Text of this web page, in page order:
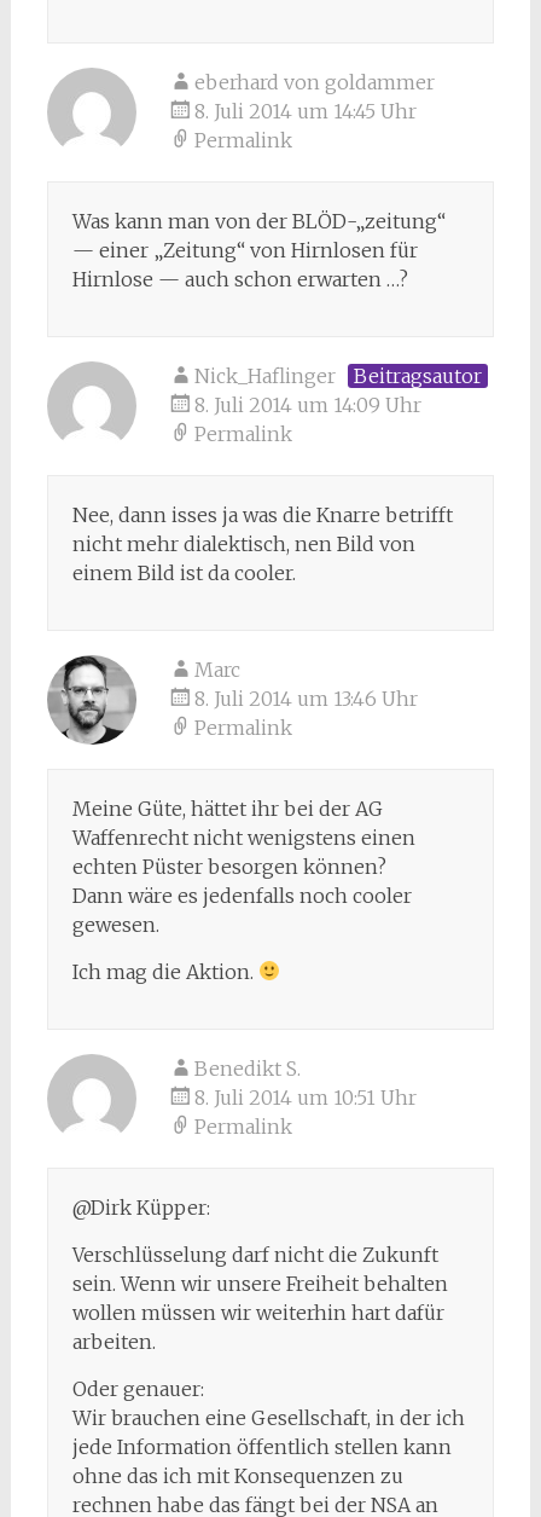
eberhard von goldammer
8. Juli 2014 um 14:45 Uhr
Permalink
Was kann man von der BLÖD-„zeitung“
— einer „Zeitung“ von Hirnlosen für
Hirnlose — auch schon erwarten …?
Nick_Haflinger
Beitragsautor
8. Juli 2014 um 14:09 Uhr
Permalink
Nee, dann isses ja was die Knarre betrifft
nicht mehr dialektisch, nen Bild von
einem Bild ist da cooler.
Marc
8. Juli 2014 um 13:46 Uhr
Permalink
Meine Güte, hättet ihr bei der AG
Waffenrecht nicht wenigstens einen
echten Püster besorgen können?
Dann wäre es jedenfalls noch cooler
gewesen.
Ich mag die Aktion.
Benedikt S.
8. Juli 2014 um 10:51 Uhr
Permalink
@Dirk Küpper:
Verschlüsselung darf nicht die Zukunft
sein. Wenn wir unsere Freiheit behalten
wollen müssen wir weiterhin hart dafür
arbeiten.
Oder genauer:
Wir brauchen eine Gesellschaft, in der ich
jede Information öffentlich stellen kann
ohne das ich mit Konsequenzen zu
rechnen habe das fängt bei der NSA an